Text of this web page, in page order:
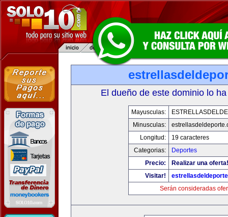
El dueño de este dominio lo
Mayusculas:
Minusculas:
Longitud:
19 caracteres
Categorias:
Deportes
Precio:
Realizar una oferta!
Visitar!
Serán consideradas